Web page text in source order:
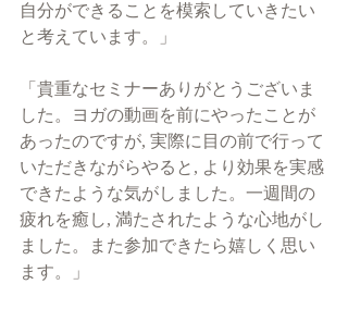
自分ができることを模索していきたい
と考えています。」
「貴重なセミナーありがとうございま
した。ヨガの動画を前にやったことが
あったのですが, 実際に目の前で行って
いただきながらやると, より効果を実感
できたような気がしました。一週間の
疲れを癒し, 満たされたような心地がし
ました。また参加できたら嬉しく思い
ます。」